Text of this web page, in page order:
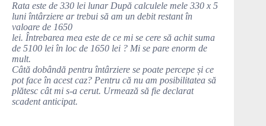
Rata este de 330 lei lunar După calculele mele 330 x 5
luni întârziere ar trebui să am un debit restant în
valoare de 1650
lei. Întrebarea mea este de ce mi se cere să achit suma
de 5100 lei în loc de 1650 lei ? Mi se pare enorm de
mult.
Câtă dobândă pentru întârziere se poate percepe și ce
pot face în acest caz? Pentru că nu am posibilitatea să
plătesc cât mi s-a cerut. Urmează să fie declarat
scadent anticipat.